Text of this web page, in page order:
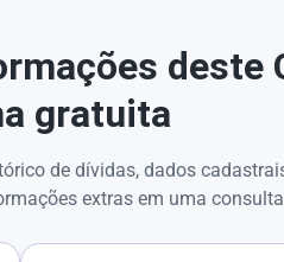
deste
gratuita
de dívidas, dados
extras em uma